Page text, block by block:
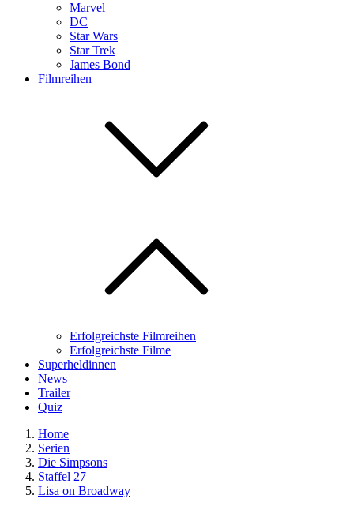
Marvel
DC
Star Wars
Star Trek
James Bond
Filmreihen
Erfolgreichste Filmreihen
Erfolgreichste Filme
Superheldinnen
News
Trailer
Quiz
Home
Serien
Die Simpsons
Staffel 27
Lisa on Broadway